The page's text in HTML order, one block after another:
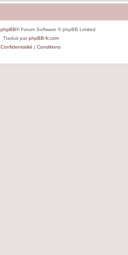
phpBB® Forum Software © phpBB Limited
Traduit parphpBB-fr.com
Confidentialité | Conditions